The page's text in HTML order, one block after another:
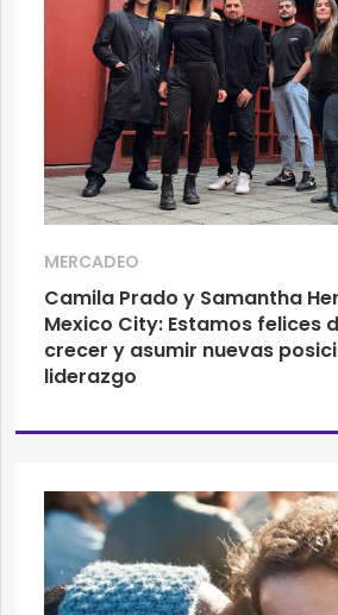
MERCADEO
Camila Prado y Samantha
Mexico City: Estamos felices
crecer y asumir nuevas
liderazgo